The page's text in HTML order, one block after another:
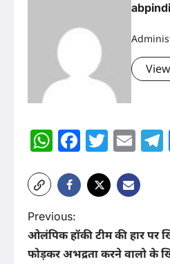
WhatsApp
P
o
Previous:
ओलंपिक हॉकी टीम की हार पर
फोड़कर अभद्रता करने वालो के